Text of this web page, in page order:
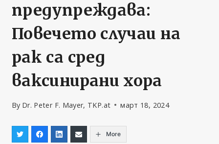
предупреждава:
Повечето случаи на
рак са сред
ваксинирани хора
By Dr. Peter F. Mayer, TKP.at март 18, 2024
More